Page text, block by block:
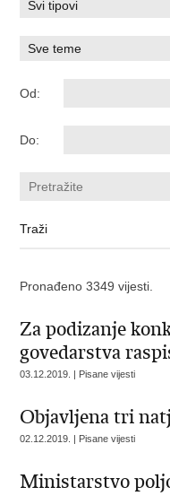
Od:
Do:
Pronađeno 3349 vijesti.
Za podizanje
govedarstva
03.12.2019. | Pisane vijesti
Objavljena tri
02.12.2019. | Pisane vijesti
Ministarstvo